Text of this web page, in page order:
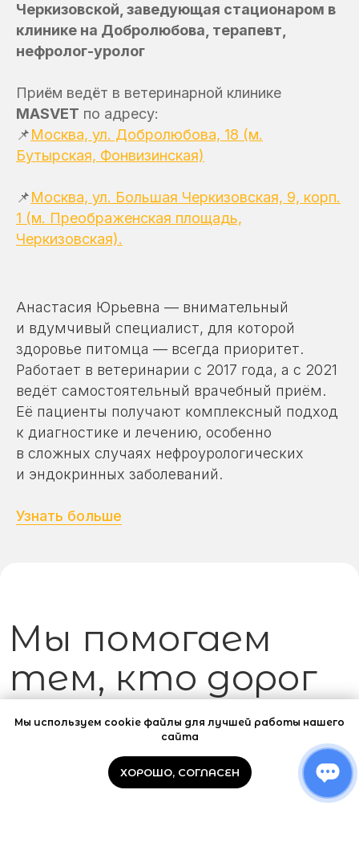
Черкизовской, заведующая стационаром в
клинике на Добролюбова, терапевт,
нефролог-уролог
Приём ведёт в ветеринарной клинике
MASVET по адресу:
📌Москва, ул. Добролюбова, 18 (м.
Бутырская, Фонвизинская)
📌Москва, ул. Большая Черкизовская, 9, корп.
1 (м. Преображенская площадь,
Черкизовская).
Анастасия Юрьевна — внимательный
и вдумчивый специалист, для которой
здоровье питомца — всегда приоритет.
Работает в ветеринарии с 2017 года, а с 2021
ведёт самостоятельный врачебный приём.
Её пациенты получают комплексный подход
к диагностике и лечению, особенно
в сложных случаях нефроурологических
и эндокринных заболеваний.
Узнать больше
с 10:00 до 21:00
+7 985 134 40 04
Черкизовская, 9к1
Написать в Telegram
Написать в Telegram
Мы используем cookie файлы для лучшей работы нашего
сайта
ХОРОШО, СОГЛАСЕН